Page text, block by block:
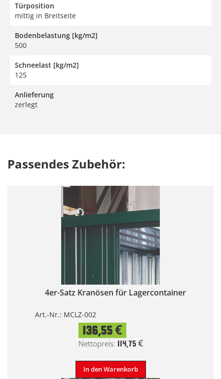
Türposition
mittig in Breitseite
Bodenbelastung [kg/m2]
500
Schneelast [kg/m2]
125
Anlieferung
zerlegt
Passendes Zubehör:
4er-Satz Kranösen für Lagercontainer
Art.-Nr.: MCLZ-002
136,55 €
114,75 €
In den Warenkorb